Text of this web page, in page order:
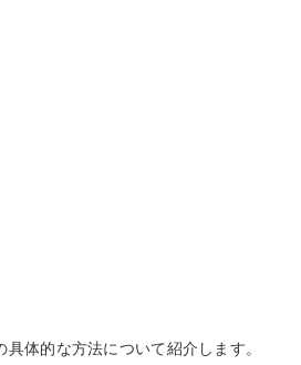
体的な方法について紹介します。